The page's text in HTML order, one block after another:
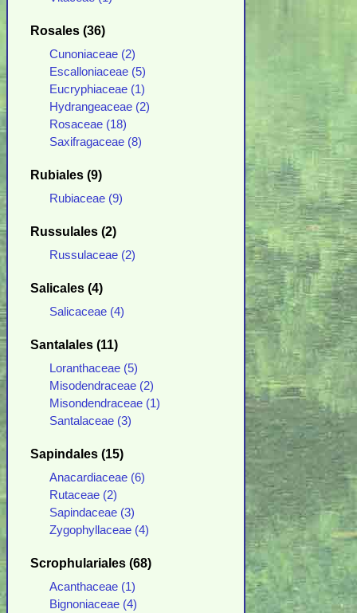
Rosales (36)
Cunoniaceae (2)
Escalloniaceae (5)
Eucryphiaceae (1)
Hydrangeaceae (2)
Rosaceae (18)
Saxifragaceae (8)
Rubiales (9)
Rubiaceae (9)
Russulales (2)
Russulaceae (2)
Salicales (4)
Salicaceae (4)
Santalales (11)
Loranthaceae (5)
Misodendraceae (2)
Misondendraceae (1)
Santalaceae (3)
Sapindales (15)
Anacardiaceae (6)
Rutaceae (2)
Sapindaceae (3)
Zygophyllaceae (4)
Scrophulariales (68)
Acanthaceae (1)
Bignoniaceae (4)